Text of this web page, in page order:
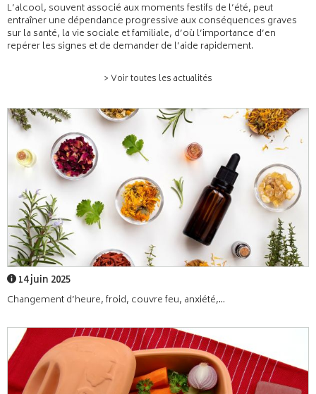
L’alcool, souvent associé aux moments festifs de l’été, peut
entraîner une dépendance progressive aux conséquences graves
sur la santé, la vie sociale et familiale, d’où l’importance d’en
repérer les signes et de demander de l’aide rapidement.
> Voir toutes les actualités
14 juin 2025
Changement d’heure, froid, couvre feu, anxiété,...